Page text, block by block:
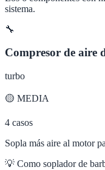
sistema.
🔧
Compresor de aire
turbo
🟡 MEDIA
4 casos
Sopla más aire al motor
💡 Como soplador de